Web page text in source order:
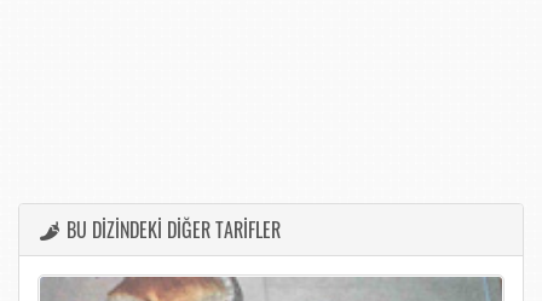
BU DİZİNDEKİ DİĞER TARİFLER